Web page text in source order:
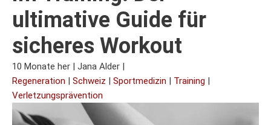
ultimative Guide für
sicheres Workout
10 Monate her | Jana Alder |
Regeneration | Schweiz | Sportmedizin | Training |
Verletzungsprävention